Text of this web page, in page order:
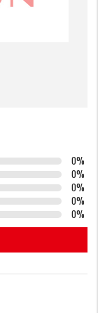
0%
0%
0%
0%
0%